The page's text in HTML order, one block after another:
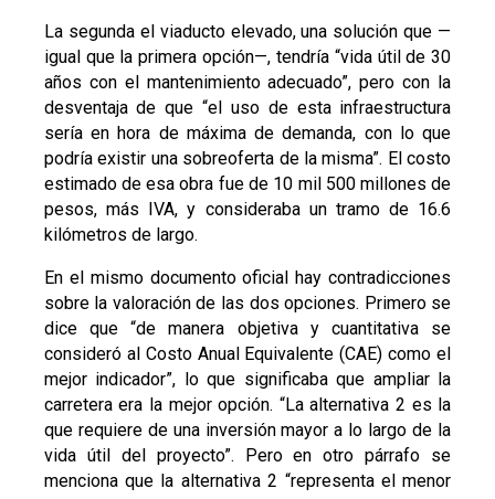
La segunda el viaducto elevado, una solución que —
igual que la primera opción—, tendría “vida útil de 30
años con el mantenimiento adecuado”, pero con la
desventaja de que “el uso de esta infraestructura
sería en hora de máxima de demanda, con lo que
podría existir una sobreoferta de la misma”. El costo
estimado de esa obra fue de 10 mil 500 millones de
pesos, más IVA, y consideraba un tramo de 16.6
kilómetros de largo.
En el mismo documento oficial hay contradicciones
sobre la valoración de las dos opciones. Primero se
dice que “de manera objetiva y cuantitativa se
consideró al Costo Anual Equivalente (CAE) como el
mejor indicador”, lo que significaba que ampliar la
carretera era la mejor opción. “La alternativa 2 es la
que requiere de una inversión mayor a lo largo de la
vida útil del proyecto”. Pero en otro párrafo se
menciona que la alternativa 2 “representa el menor